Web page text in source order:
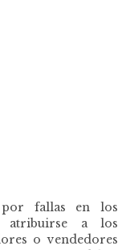
por fallas en los
atribuirse a los
o vendedores